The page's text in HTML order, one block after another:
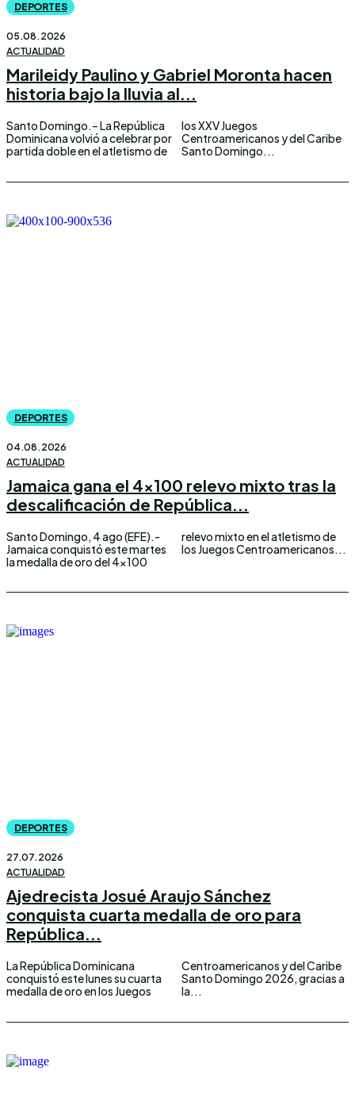
DEPORTES
05.08.2026
ACTUALIDAD
Marileidy Paulino y Gabriel Moronta hacen
historia bajo la lluvia al...
Santo Domingo.– La República
Dominicana volvió a celebrar por
partida doble en el atletismo de
los XXV Juegos
Centroamericanos y del Caribe
Santo Domingo...
DEPORTES
04.08.2026
ACTUALIDAD
Jamaica gana el 4×100 relevo mixto tras la
descalificación de República...
Santo Domingo, 4 ago (EFE).-
Jamaica conquistó este martes
la medalla de oro del 4×100
relevo mixto en el atletismo de
los Juegos Centroamericanos...
DEPORTES
27.07.2026
ACTUALIDAD
Ajedrecista Josué Araujo Sánchez
conquista cuarta medalla de oro para
República...
La República Dominicana
conquistó este lunes su cuarta
medalla de oro en los Juegos
Centroamericanos y del Caribe
Santo Domingo 2026, gracias a
la...